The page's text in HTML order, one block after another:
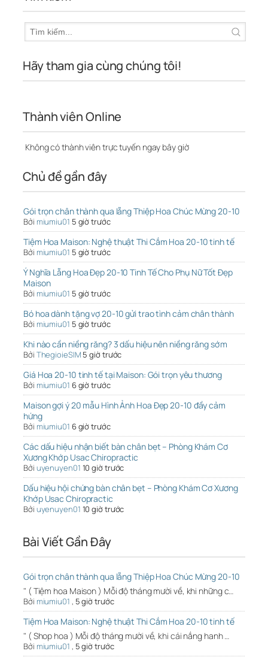
Hãy tham gia cùng chúng tôi!
Thành viên Online
Không có thành viên trực tuyến ngay bây giờ
Chủ đề gần đây
Gói trọn chân thành qua lẵng Thiệp Hoa Chúc Mừng 20-10
Bởi miumiu01 5 giờ trước
Tiệm Hoa Maison: Nghệ thuật Thi Cắm Hoa 20-10 tinh tế
Bởi miumiu01 5 giờ trước
Ý Nghĩa Lẵng Hoa Đẹp 20-10 Tinh Tế Cho Phụ Nữ Tốt Đẹp
Maison
Bởi miumiu01 5 giờ trước
Bó hoa dành tặng vợ 20-10 gửi trao tình cảm chân thành
Bởi miumiu01 5 giờ trước
Khi nào cần niềng răng? 3 dấu hiệu nên niềng răng sớm
Bởi ThegioieSIM 5 giờ trước
Giá Hoa 20-10 tinh tế tại Maison: Gói trọn yêu thương
Bởi miumiu01 6 giờ trước
Maison gợi ý 20 mẫu Hình Ảnh Hoa Đẹp 20-10 đầy cảm
hứng
Bởi miumiu01 6 giờ trước
Các dấu hiệu nhận biết bàn chân bẹt – Phòng Khám Cơ
Xương Khớp Usac Chiropractic
Bởi uyenuyen01 10 giờ trước
Dấu hiệu hội chứng bàn chân bẹt – Phòng Khám Cơ Xương
Khớp Usac Chiropractic
Bởi uyenuyen01 10 giờ trước
Bài Viết Gần Đây
Gói trọn chân thành qua lẵng Thiệp Hoa Chúc Mừng 20-10
" ( Tiệm hoa Maison ) Mỗi độ tháng mười về, khi những c…
Bởi miumiu01 , 5 giờ trước
Tiệm Hoa Maison: Nghệ thuật Thi Cắm Hoa 20-10 tinh tế
" ( Shop hoa ) Mỗi độ tháng mười về, khi cái nắng hanh …
Bởi miumiu01 , 5 giờ trước